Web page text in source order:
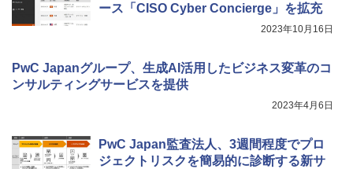
ース「CISO Cyber Concierge」を拡充
2023年10月16日
PwC Japanグループ、生成AI活用したビジネス変革のコ
ンサルティングサービスを提供
2023年4月6日
PwC Japan監査法人、3週間程度でプロ
ジェクトリスクを簡易的に診断する新サ